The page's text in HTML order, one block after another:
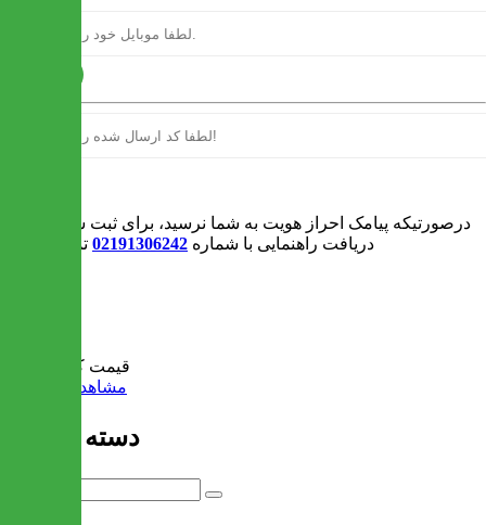
درصورتیکه پیامک احراز هویت به شما نرسید، برای ثبت سفارش و یا
دریافت راهنمایی با شماره 02191306242 تماس بگیرید
قیمت کل:
مشاهده سبد خرید
دسته بندی ها